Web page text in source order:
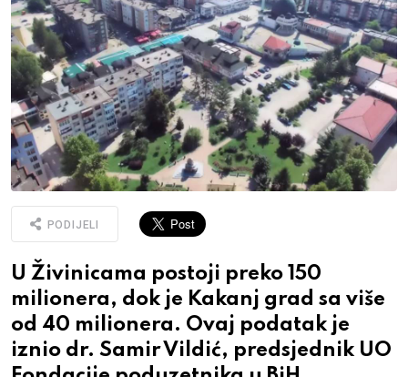
PODIJELI
U Živinicama postoji preko 150
milionera, dok je Kakanj grad sa više
od 40 milionera. Ovaj podatak je
iznio dr. Samir Vildić, predsjednik UO